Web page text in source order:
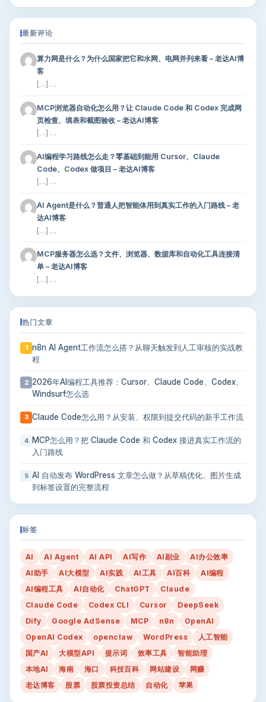
最新评论
算力网是什么？为什么国家把它和水网、电网并列来看 – 老达AI博
客
[…] …
MCP浏览器自动化怎么用？让 Claude Code 和 Codex 完成网
页检查、填表和截图验收 – 老达AI博客
[…] …
AI编程学习路线怎么走？零基础到能用 Cursor、Claude
Code、Codex 做项目 – 老达AI博客
[…] …
AI Agent是什么？普通人把智能体用到真实工作的入门路线 – 老
达AI博客
[…] …
MCP服务器怎么选？文件、浏览器、数据库和自动化工具连接清
单 – 老达AI博客
[…] …
热门文章
1
n8n AI Agent工作流怎么搭？从聊天触发到人工审核的实战教
程
2 2026年AI编程工具推荐：Cursor、Claude Code、Codex、
Windsurf怎么选
3 Claude Code怎么用？从安装、权限到提交代码的新手工作流
4
MCP怎么用？把 Claude Code 和 Codex 接进真实工作流的
入门路线
5 AI 自动发布 WordPress 文章怎么做？从草稿优化、图片生成
到标签设置的完整流程
标签
AI AI Agent AI API AI写作 AI副业
AI办公效率
AI助手
AI大模型 AI实践 AI工具 AI百科
AI编程
AI编程工具
AI自动化 ChatGPT
Claude
Claude Code
Codex CLI Cursor
DeepSeek
Dify
Google AdSense MCP n8n
OpenAI
OpenAI Codex
openclaw WordPress
人工智能
国产AI
大模型API 提示词 效率工具
智能助理
本地AI
海南 海口 科技百科 网站建设
网赚
老达博客
股票 股票投资总结 自动化 苹果